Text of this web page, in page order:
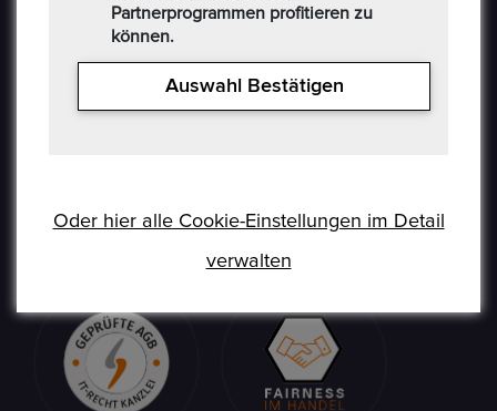
Epoxa ist eine Online-Plattform, mit der Benutzer
Münzen, Medaillen, Edelmetalle und andere
Sammlerstücke auf einer E-Auction-Plattform in den
Formaten Jetzt kaufen / Angebot / Gebot kaufen und
verkaufen können. Epoxa bietet zusätzlich einen
(www.ezb.europa.eu), ihre DM-Währung in Euro
Partnerprogrammen profitieren zu
können.
Auswahl Bestätigen
Oder hier alle Cookie-Einstellungen im Detail
verwalten